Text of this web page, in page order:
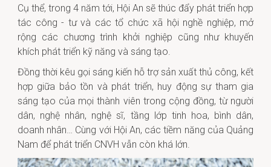
Cụ thể, trong 4 năm tới, Hội An sẽ thúc đẩy phát triển hợp
tác công - tư và các tổ chức xã hội nghề nghiệp, mở
rộng các chương trình khởi nghiệp cũng như khuyến
khích phát triển kỹ năng và sáng tạo.
Đồng thời kêu gọi sáng kiến hỗ trợ sản xuất thủ công, kết
hợp giữa bảo tồn và phát triển, huy động sự tham gia
sáng tạo của mọi thành viên trong cộng đồng, từ người
dân, nghệ nhân, nghệ sĩ, tầng lớp tinh hoa, bình dân,
doanh nhân… Cùng với Hội An, các tiềm năng của Quảng
Nam để phát triển CNVH vẫn còn khá lớn.